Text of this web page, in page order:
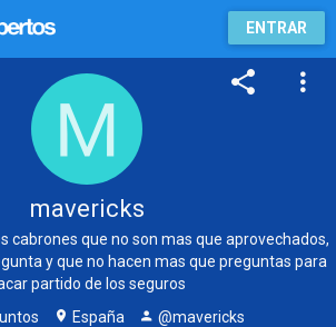
ENTRAR
mavericks
cabrones que no son mas que aprovechados,
y que no hacen mas que preguntas para
partido de los seguros
España
@mavericks